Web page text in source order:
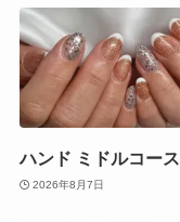
ハンド ミドルコース
2026年8月7日